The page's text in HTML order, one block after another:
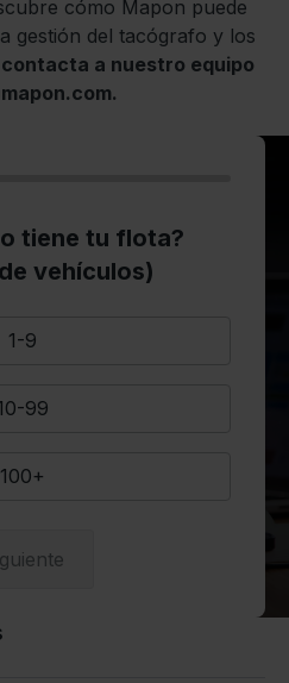
cómo Mapon puede
gestión del tacógrafo y los
contacta a nuestro equipo
.
tiene tu flota?
vehículos)
1-9
99
100+